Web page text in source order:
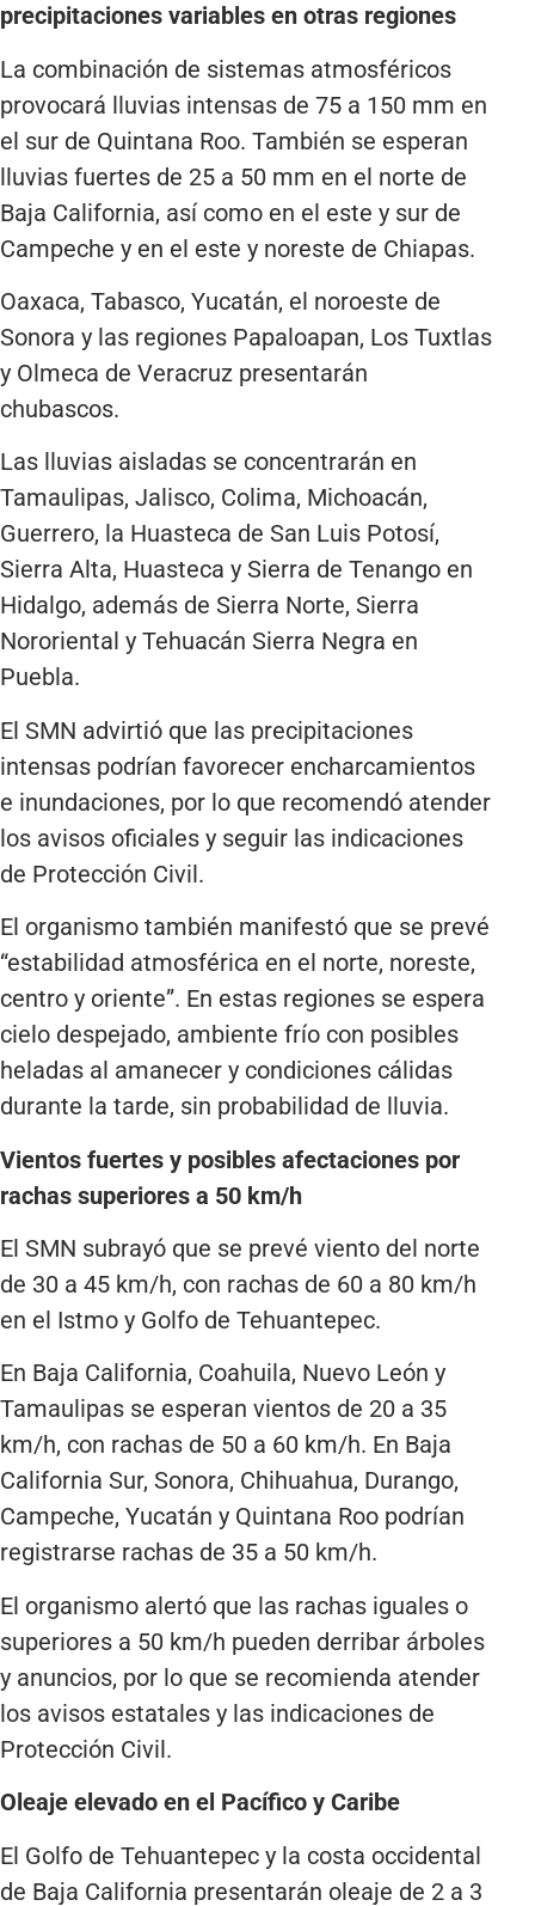
precipitaciones variables en otras regiones
La combinación de sistemas atmosféricos
provocará lluvias intensas de 75 a 150 mm en
el sur de Quintana Roo. También se esperan
lluvias fuertes de 25 a 50 mm en el norte de
Baja California, así como en el este y sur de
Campeche y en el este y noreste de Chiapas.
Oaxaca, Tabasco, Yucatán, el noroeste de
Sonora y las regiones Papaloapan, Los Tuxtlas
y Olmeca de Veracruz presentarán
chubascos.
Las lluvias aisladas se concentrarán en
Tamaulipas, Jalisco, Colima, Michoacán,
Guerrero, la Huasteca de San Luis Potosí,
Sierra Alta, Huasteca y Sierra de Tenango en
Hidalgo, además de Sierra Norte, Sierra
Nororiental y Tehuacán Sierra Negra en
Puebla.
El SMN advirtió que las precipitaciones
intensas podrían favorecer encharcamientos
e inundaciones, por lo que recomendó atender
los avisos oficiales y seguir las indicaciones
de Protección Civil.
El organismo también manifestó que se prevé
“estabilidad atmosférica en el norte, noreste,
centro y oriente”. En estas regiones se espera
cielo despejado, ambiente frío con posibles
heladas al amanecer y condiciones cálidas
durante la tarde, sin probabilidad de lluvia.
Vientos fuertes y posibles afectaciones por
rachas superiores a 50 km/h
El SMN subrayó que se prevé viento del norte
de 30 a 45 km/h, con rachas de 60 a 80 km/h
en el Istmo y Golfo de Tehuantepec.
En Baja California, Coahuila, Nuevo León y
Tamaulipas se esperan vientos de 20 a 35
km/h, con rachas de 50 a 60 km/h. En Baja
California Sur, Sonora, Chihuahua, Durango,
Campeche, Yucatán y Quintana Roo podrían
registrarse rachas de 35 a 50 km/h.
El organismo alertó que las rachas iguales o
superiores a 50 km/h pueden derribar árboles
y anuncios, por lo que se recomienda atender
los avisos estatales y las indicaciones de
Protección Civil.
Oleaje elevado en el Pacífico y Caribe
El Golfo de Tehuantepec y la costa occidental
de Baja California presentarán oleaje de 2 a 3